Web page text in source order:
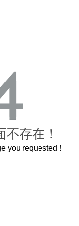
存在！
you requested！